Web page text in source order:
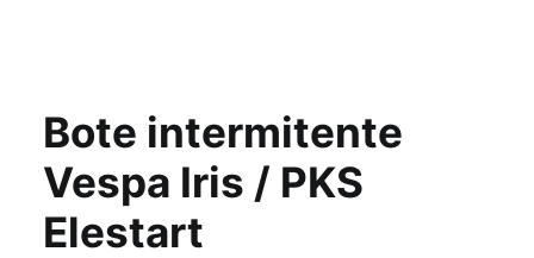
Bote intermitente
Vespa Iris / PKS
Elestart